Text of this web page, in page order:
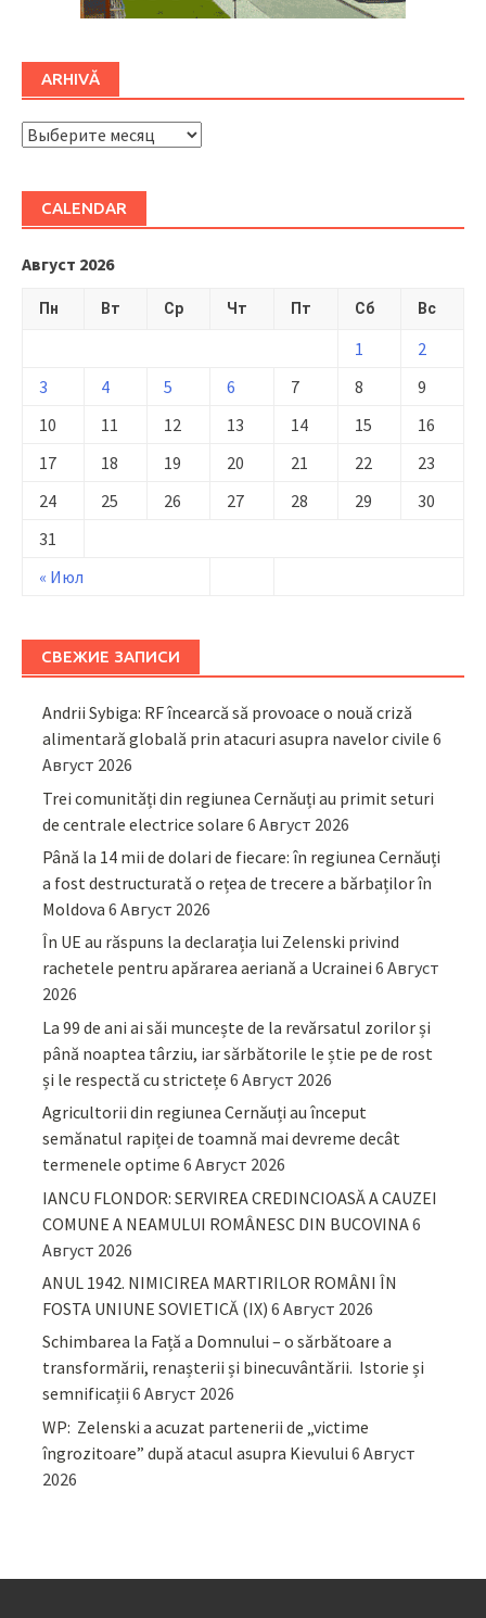
ARHIVĂ
ARHIVĂ
CALENDAR
Август 2026
Пн Вт Ср Чт Пт Сб Вс
« Июл
1
2
3
4 5 6 7 8
9
10
11 12 13 14 15
16
17
18 19 20 21 22
23
24
25 26 27 28 29
30
31
СВЕЖИЕ ЗАПИСИ
Andrii Sybiga: RF încearcă să provoace o nouă criză
alimentară globală prin atacuri asupra navelor civile 6
Август 2026
Trei comunități din regiunea Cernăuți au primit seturi
de centrale electrice solare 6 Август 2026
Până la 14 mii de dolari de fiecare: în regiunea Cernăuți
a fost destructurată o rețea de trecere a bărbaților în
Moldova 6 Август 2026
În UE au răspuns la declarația lui Zelenski privind
rachetele pentru apărarea aeriană a Ucrainei 6 Август
2026
La 99 de ani ai săi muncește de la revărsatul zorilor și
până noaptea târziu, iar sărbătorile le știe pe de rost
și le respectă cu strictețe 6 Август 2026
Agricultorii din regiunea Cernăuți au început
semănatul rapiței de toamnă mai devreme decât
termenele optime 6 Август 2026
IANCU FLONDOR: SERVIREA CREDINCIOASĂ A CAUZEI
COMUNE A NEAMULUI ROMÂNESC DIN BUCOVINA6
Август 2026
ANUL 1942. NIMICIREA MARTIRILOR ROMÂNI ÎN
FOSTA UNIUNE SOVIETICĂ (IX) 6 Август 2026
Schimbarea la Față a Domnului – o sărbătoare a
transformării, renașterii și binecuvântării. Istorie și
semnificații 6 Август 2026
WP: Zelenski a acuzat partenerii de „victime
îngrozitoare” după atacul asupra Kievului 6 Август
2026